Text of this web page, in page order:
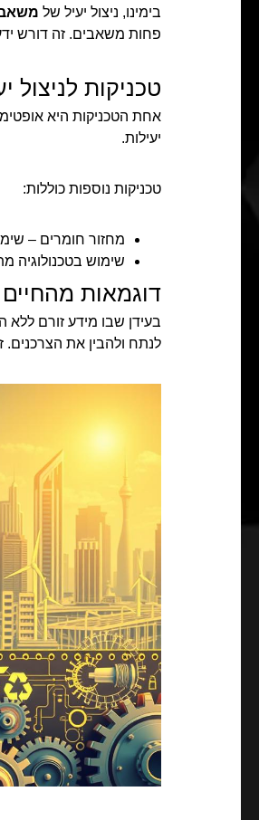
בימינו, ניצול יעיל של
פחות משאבים. זה דורש
טכניקות לניצול
אחת הטכניקות היא
יעילות.
טכניקות נוספות כוללות:
מחזור חומרים –
שימוש בטכנולוגיה
דוגמאות מהחיים
בעידן שבו מידע זורם ללא
לנתח ולהבין את הצרכנים.